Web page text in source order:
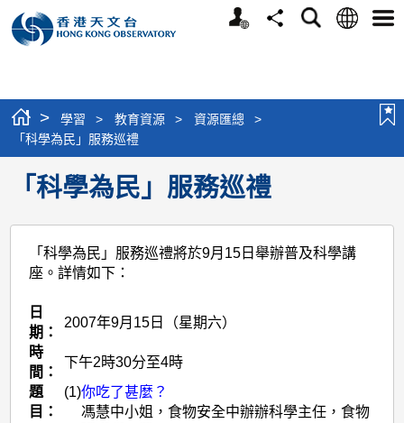
個
分
搜
語
選
> 學習 > 教育資源 > 資源匯總
>
「科學為民」服務巡禮
「科學為民」服務巡禮
「科學為民」服務巡禮將於9月15日舉辦普及科學講
座。詳情如下：
日
期：
2007年9月15日（星期六）
時
間：
下午2時30分至4時
題
目：
(1)你吃了甚麼？
馮慧中小姐，食物安全中辦辦科學主任，食物